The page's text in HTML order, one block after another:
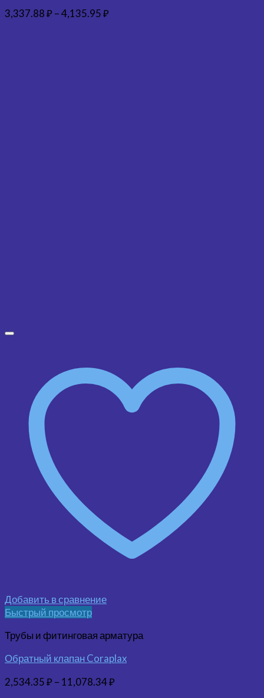
3,337.88₽ –4,135.95₽
Добавить в сравнение
Быстрый просмотр
Трубы и фитинговая арматура
Обратный клапан Coraplax
2,534.35₽ – 11,078.34₽